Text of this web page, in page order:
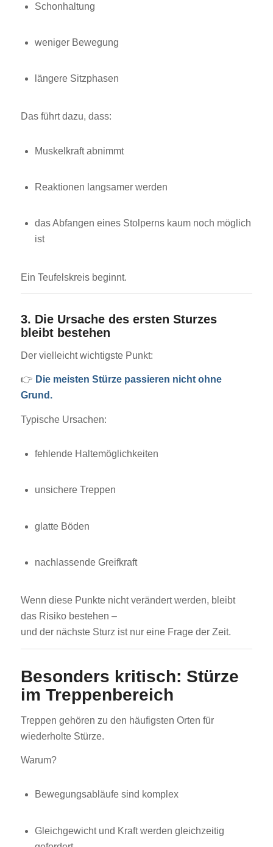
Schonhaltung
weniger Bewegung
längere Sitzphasen
Das führt dazu, dass:
Muskelkraft abnimmt
Reaktionen langsamer werden
das Abfangen eines Stolperns kaum noch möglich
ist
Ein Teufelskreis beginnt.
3. Die Ursache des ersten Sturzes
bleibt bestehen
Der vielleicht wichtigste Punkt:
👉 Die meisten Stürze passieren nicht ohne
Grund.
Typische Ursachen:
fehlende Haltemöglichkeiten
unsichere Treppen
glatte Böden
nachlassende Greifkraft
Wenn diese Punkte nicht verändert werden, bleibt
das Risiko bestehen –
und der nächste Sturz ist nur eine Frage der Zeit.
Besonders kritisch: Stürze
im Treppenbereich
Treppen gehören zu den häufigsten Orten für
wiederholte Stürze.
Warum?
Bewegungsabläufe sind komplex
Gleichgewicht und Kraft werden gleichzeitig